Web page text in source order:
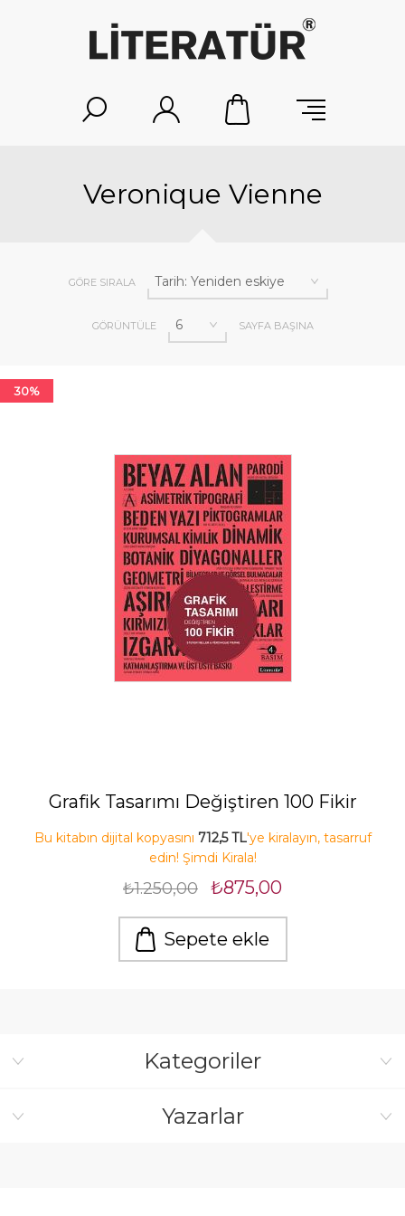
Veronique Vienne
GÖRE SIRALA
GÖRÜNTÜLE SAYFA BAŞINA
30%
Grafik Tasarımı Değiştiren 100 Fikir
Bu kitabın dijital kopyasını 712,5 TL'ye kiralayın, tasarruf
edin! Şimdi Kirala!
₺1.250,00 ₺875,00
Sepete ekle
Kategoriler
Yazarlar